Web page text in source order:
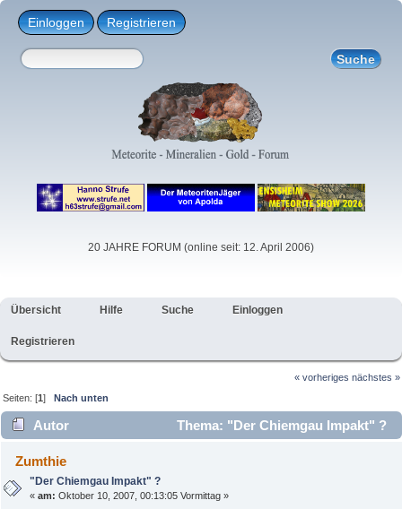
Einloggen Registrieren
20 JAHRE FORUM (online seit: 12. April 2006)
Übersicht Hilfe Suche Einloggen
Registrieren
« vorheriges nächstes »
Seiten: [1]Nach unten
Autor
Thema: "Der Chiemgau Impakt" ?
(Gelesen 8237 mal)
Zumthie
"Der Chiemgau Impakt" ?
«am: Oktober 10, 2007, 00:13:05 Vormittag »